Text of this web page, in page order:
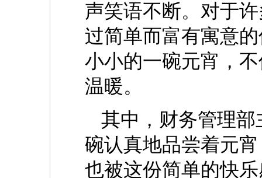
声笑语不断。对于
过简单而富有寓意
小小的一碗元宵，
温暖。
其中，财务管理
碗认真地品尝着元
也被这份简单的快